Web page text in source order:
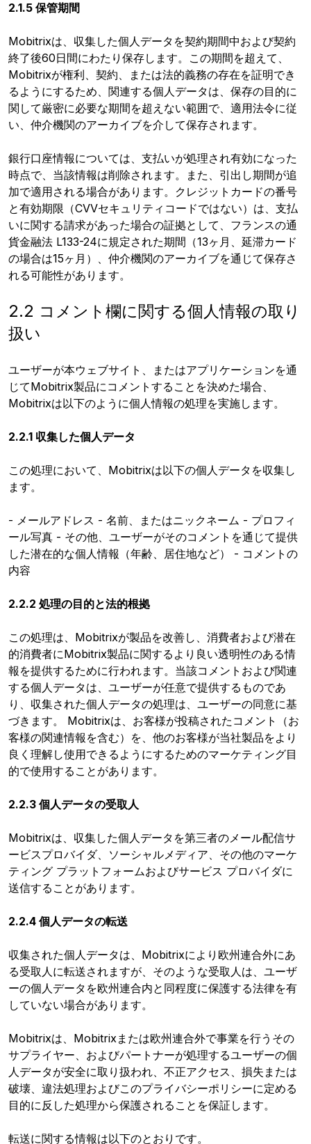
2.1.5 保管期間
Mobitrixは、収集した個人データを契約期間中および契約
終了後60日間にわたり保存します。この期間を超えて、
Mobitrixが権利、契約、または法的義務の存在を証明でき
るようにするため、関連する個人データは、保存の目的に
関して厳密に必要な期間を超えない範囲で、適用法令に従
い、仲介機関のアーカイブを介して保存されます。
銀行口座情報については、支払いが処理され有効になった
時点で、当該情報は削除されます。また、引出し期間が追
加で適用される場合があります。クレジットカードの番号
と有効期限（CVVセキュリティコードではない）は、支払
いに関する請求があった場合の証拠として、フランスの通
貨金融法 L133-24に規定された期間（13ヶ月、延滞カード
の場合は15ヶ月）、仲介機関のアーカイブを通じて保存さ
れる可能性があります。
2.2 コメント欄に関する個人情報の取り
扱い
ユーザーが本ウェブサイト、またはアプリケーションを通
じてMobitrix製品にコメントすることを決めた場合、
Mobitrixは以下のように個人情報の処理を実施します。
2.2.1 収集した個人データ
この処理において、Mobitrixは以下の個人データを収集し
ます。
- メールアドレス - 名前、またはニックネーム - プロフィ
ール写真 - その他、ユーザーがそのコメントを通じて提供
した潜在的な個人情報（年齢、居住地など） - コメントの
内容
2.2.2 処理の目的と法的根拠
この処理は、Mobitrixが製品を改善し、消費者および潜在
的消費者にMobitrix製品に関するより良い透明性のある情
報を提供するために行われます。当該コメントおよび関連
する個人データは、ユーザーが任意で提供するものであ
り、収集された個人データの処理は、ユーザーの同意に基
づきます。 Mobitrixは、お客様が投稿されたコメント（お
客様の関連情報を含む）を、他のお客様が当社製品をより
良く理解し使用できるようにするためのマーケティング目
的で使用することがあります。
2.2.3 個人データの受取人
Mobitrixは、収集した個人データを第三者のメール配信サ
ービスプロバイダ、ソーシャルメディア、その他のマーケ
ティング プラットフォームおよびサービス プロバイダに
送信することがあります。
2.2.4 個人データの転送
収集された個人データは、Mobitrixにより欧州連合外にあ
る受取人に転送されますが、そのような受取人は、ユーザ
ーの個人データを欧州連合内と同程度に保護する法律を有
していない場合があります。
Mobitrixは、Mobitrixまたは欧州連合外で事業を行うその
サプライヤー、およびパートナーが処理するユーザーの個
人データが安全に取り扱われ、不正アクセス、損失または
破壊、違法処理およびこのプライバシーポリシーに定める
目的に反した処理から保護されることを保証します。
転送に関する情報は以下のとおりです。